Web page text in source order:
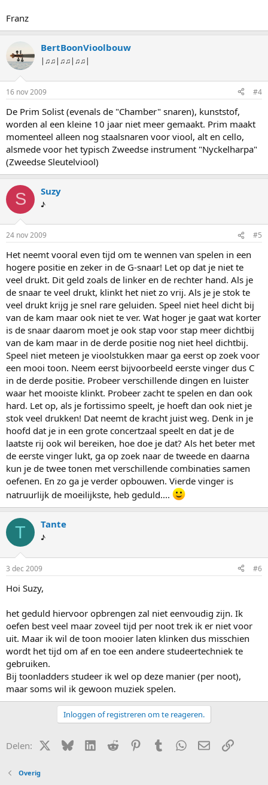
Franz
BertBoonVioolbouw
|♫♫|♫♫|♫♫|
16 nov 2009 #4
De Prim Solist (evenals de "Chamber" snaren), kunststof,
worden al een kleine 10 jaar niet meer gemaakt. Prim maakt
momenteel alleen nog staalsnaren voor viool, alt en cello,
alsmede voor het typisch Zweedse instrument "Nyckelharpa"
(Zweedse Sleutelviool)
S Suzy
♪
24 nov 2009 #5
Het neemt vooral even tijd om te wennen van spelen in een
hogere positie en zeker in de G-snaar! Let op dat je niet te
veel drukt. Dit geld zoals de linker en de rechter hand. Als je
de snaar te veel drukt, klinkt het niet zo vrij. Als je je stok te
veel drukt krijg je snel rare geluiden. Speel niet heel dicht bij
van de kam maar ook niet te ver. Wat hoger je gaat wat korter
is de snaar daarom moet je ook stap voor stap meer dichtbij
van de kam maar in de derde positie nog niet heel dichtbij.
Speel niet meteen je vioolstukken maar ga eerst op zoek voor
een mooi toon. Neem eerst bijvoorbeeld eerste vinger dus C
in de derde positie. Probeer verschillende dingen en luister
waar het mooiste klinkt. Probeer zacht te spelen en dan ook
hard. Let op, als je fortissimo speelt, je hoeft dan ook niet je
stok veel drukken! Dat neemt de kracht juist weg. Denk in je
hoofd dat je in een grote concertzaal speelt en dat je de
laatste rij ook wil bereiken, hoe doe je dat? Als het beter met
de eerste vinger lukt, ga op zoek naar de tweede en daarna
kun je de twee tonen met verschillende combinaties samen
oefenen. En zo ga je verder opbouwen. Vierde vinger is
natruurlijk de moeilijkste, heb geduld....
T Tante
♪
3 dec 2009 #6
Hoi Suzy,
het geduld hiervoor opbrengen zal niet eenvoudig zijn. Ik
oefen best veel maar zoveel tijd per noot trek ik er niet voor
uit. Maar ik wil de toon mooier laten klinken dus misschien
wordt het tijd om af en toe een andere studeertechniek te
gebruiken.
Bij toonladders studeer ik wel op deze manier (per noot),
maar soms wil ik gewoon muziek spelen.
Inloggen of registreren om te reageren.
Delen: X (Twitter)
BlueskyLinkedIn
Reddit PinterestTumblr WhatsApp
E-mailLink
Overig